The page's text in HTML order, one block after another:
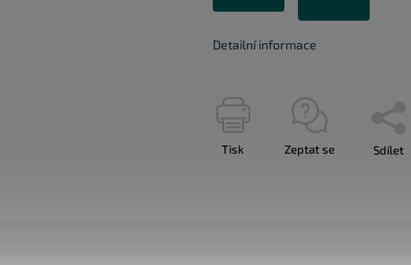
Detailní informace
Tisk Zeptat se Sdílet